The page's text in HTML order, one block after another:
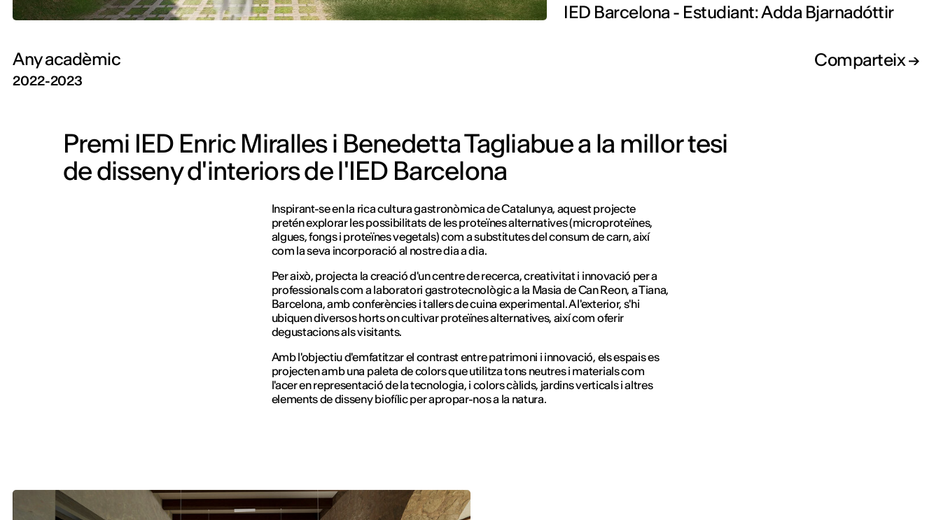
IED Barcelona - Estudiant: Adda Bjarnadóttir
Any acadèmic
2022-2023
Comparteix
Premi IED Enric Miralles i Benedetta Tagliabue a la millor tesi
de disseny d'interiors de l'IED Barcelona
Inspirant-se en la rica cultura gastronòmica de Catalunya, aquest projecte
pretén explorar les possibilitats de les proteïnes alternatives (microproteïnes,
algues, fongs i proteïnes vegetals) com a substitutes del consum de carn, així
com la seva incorporació al nostre dia a dia.
Per això, projecta la creació d'un centre de recerca, creativitat i innovació per a
professionals com a laboratori gastrotecnològic a la Masia de Can Reon, a Tiana,
Barcelona, amb conferències i tallers de cuina experimental. A l'exterior, s'hi
ubiquen diversos horts on cultivar proteïnes alternatives, així com oferir
degustacions als visitants.
Amb l'objectiu d'emfatitzar el contrast entre patrimoni i innovació, els espais es
projecten amb una paleta de colors que utilitza tons neutres i materials com
l'acer en representació de la tecnologia, i colors càlids, jardins verticals i altres
elements de disseny biofílic per apropar-nos a la natura.